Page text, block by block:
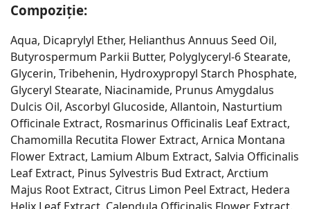
Compoziție:
Aqua, Dicaprylyl Ether, Helianthus Annuus Seed Oil,
Butyrospermum Parkii Butter, Polyglyceryl‑6 Stearate,
Glycerin, Tribehenin, Hydroxypropyl Starch Phosphate,
Glyceryl Stearate, Niacinamide, Prunus Amygdalus
Dulcis Oil, Ascorbyl Glucoside, Allantoin, Nasturtium
Officinale Extract, Rosmarinus Officinalis Leaf Extract,
Chamomilla Recutita Flower Extract, Arnica Montana
Flower Extract, Lamium Album Extract, Salvia Officinalis
Leaf Extract, Pinus Sylvestris Bud Extract, Arctium
Majus Root Extract, Citrus Limon Peel Extract, Hedera